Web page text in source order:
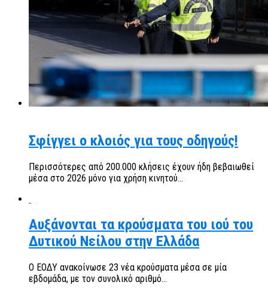
Σφίγγει ο κλοιός για τους οδηγούς!
Περισσότερες από 200.000 κλήσεις έχουν ήδη βεβαιωθεί
μέσα στο 2026 μόνο για χρήση κινητού...
Αυξάνονται τα κρούσματα του ιού του
Δυτικού Νείλου στην Ελλάδα
Ο ΕΟΔΥ ανακοίνωσε 23 νέα κρούσματα μέσα σε μία
εβδομάδα, με τον συνολικό αριθμό...